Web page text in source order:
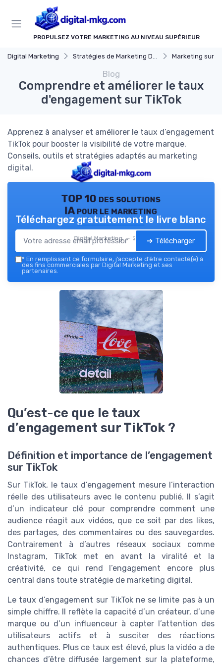
PROPULSEZ VOTRE MARKETING AU NIVEAU SUPÉRIEUR
Digital Marketing Stratégies de Marketing Digital Marketing sur les
Blog
Comprendre et améliorer le taux
d'engagement sur TikTok
Apprenez à analyser et améliorer le taux d’engagement
TikTok pour booster la visibilité de votre marque.
Conseils, outils et stratégies adaptés au marketing
digital.
TOP 10 des solutions
IA pour le marketing
Digital Marketing — 2026
Téléchargez gratuitement le livre blanc
➔ Télécharger
* En remplissant ce formulaire, j’accepte d’être contacté(e) à
des fins commerciales par Digital Marketing et ses
partenaires.
Qu’est-ce que le taux
d’engagement sur TikTok ?
Définition et importance de l’engagement
sur TikTok
Sur TikTok, le taux d’engagement mesure l’interaction
réelle des utilisateurs avec le contenu publié. Il s’agit
d’un indicateur clé pour comprendre comment une
audience réagit aux vidéos, que ce soit par des likes,
des partages, des commentaires ou des sauvegardes.
Contrairement à d’autres réseaux sociaux comme
Instagram, TikTok met en avant la viralité et la
créativité, ce qui rend l’engagement encore plus
central dans toute stratégie de marketing digital.
Le taux d’engagement sur TikTok ne se limite pas à un
simple chiffre. Il reflète la capacité d’un créateur, d’une
marque ou d’un influenceur à capter l’attention des
utilisateurs actifs et à susciter des réactions
authentiques. Plus ce taux est élevé, plus la vidéo a de
chances d’être diffusée largement sur la plateforme,
Panneau de gestion des cookies